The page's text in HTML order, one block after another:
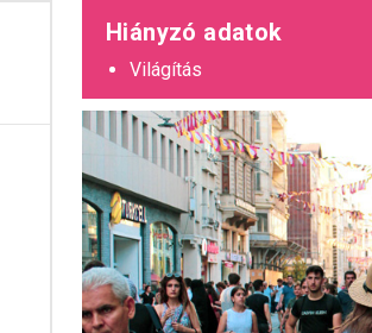
Hiányzó adatok
Világítás